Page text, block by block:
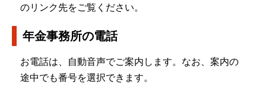
のリンク先をご覧ください。
年金事務所の電話
お電話は、自動音声でご案内します。なお、案内の
途中でも番号を選択できます。